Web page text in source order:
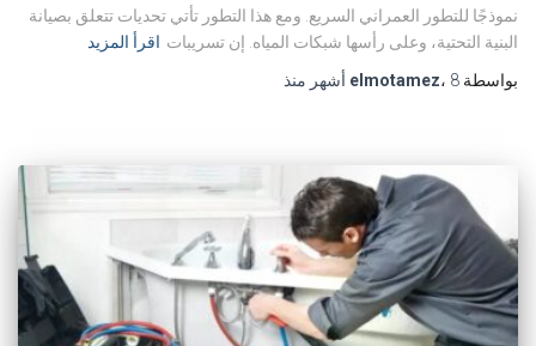
نموذجًا للتطور العمراني السريع. ومع هذا التطور تأتي تحديات تتعلق بصيانة
البنية التحتية، وعلى رأسها شبكات المياه. إن تسريبات اقرأ المزيد
بواسطة
elmotamez، 8 أشهر منذ